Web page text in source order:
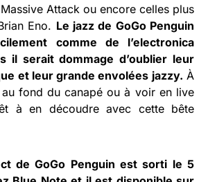
Attack ou encore celles plus
Eno. Le jazz de GoGo Penguin
comme de l’electronica
il serait dommage d’oublier leur
et leur grande envolées jazzy. À
fond du canapé ou à voir en live
à en découdre avec cette bête
de GoGo Penguin est sorti le 5